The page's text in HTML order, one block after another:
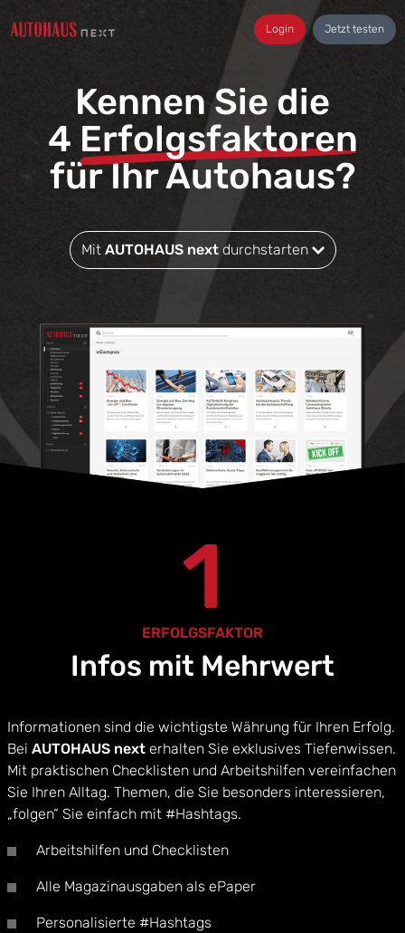
Login Jetzt testen
Kennen Sie die
4 Erfolgsfaktoren
für Ihr Autohaus?
Mit AUTOHAUS nextdurchstarten
1
ERFOLGSFAKTOR
Infos mit Mehrwert
Informationen sind die wichtigste Währung für Ihren Erfolg.
Bei AUTOHAUS next erhalten Sie exklusives Tiefenwissen.
Mit praktischen Checklisten und Arbeitshilfen vereinfachen
Sie Ihren Alltag. Themen, die Sie besonders interessieren,
„folgen“ Sie einfach mit #Hashtags.
Arbeitshilfen und Checklisten
Alle Magazinausgaben als ePaper
Personalisierte #Hashtags